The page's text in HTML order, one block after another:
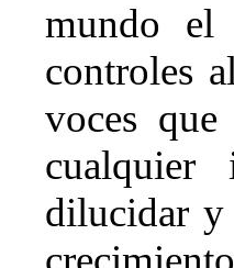
mundo el
controles
voces
cualquier
dilucidar y